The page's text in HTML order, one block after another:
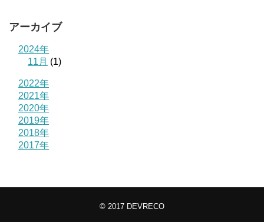
アーカイブ
2024年
11月 (1)
2022年
2021年
2020年
2019年
2018年
2017年
© 2017 DEVRECO